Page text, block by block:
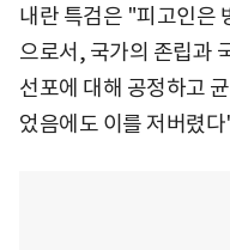
내란 특검은 "피고인은
으로서, 국가의 존립과
선포에 대해 공정하고
었음에도 이를 저버렸